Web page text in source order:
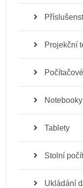
Projekční
Notebooky
Tablety
Stolní
Ukládání